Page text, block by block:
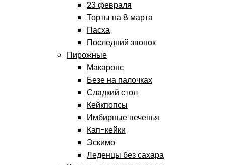
23 февраля
Торты на 8 марта
Пасха
Последний звонок
Пирожные
Макаронс
Безе на палочках
Сладкий стол
Кейкпопсы
Имбирные печенья
Кап-кейки
Эскимо
Леденцы без сахара